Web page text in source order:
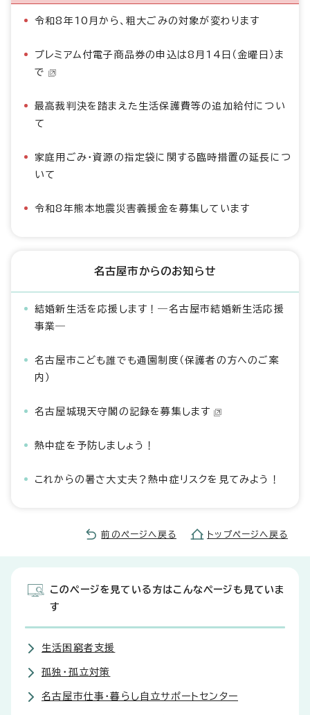
令和8年10月から、粗大ごみの対象が変わります
プレミアム付電子商品券の申込は8月14日（金曜日）ま
で
最高裁判決を踏まえた生活保護費等の追加給付につい
て
家庭用ごみ・資源の指定袋に関する臨時措置の延長につ
いて
令和8年熊本地震災害義援金を募集しています
名古屋市からのお知らせ
結婚新生活を応援します！―名古屋市結婚新生活応援
事業―
名古屋市こども誰でも通園制度（保護者の方へのご案
内）
名古屋城現天守閣の記録を募集します
熱中症を予防しましょう！
これからの暑さ大丈夫？熱中症リスクを見てみよう！
前のページへ戻る トップページへ戻る
このページを見ている方はこんなページも見ていま
す
生活困窮者支援
孤独・孤立対策
名古屋市仕事・暮らし自立サポートセンター